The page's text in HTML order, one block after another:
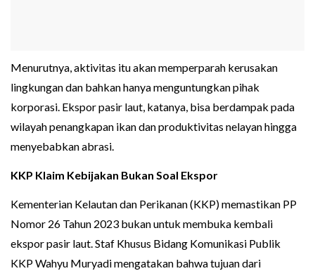
Menurutnya, aktivitas itu akan memperparah kerusakan
lingkungan dan bahkan hanya menguntungkan pihak
korporasi. Ekspor pasir laut, katanya, bisa berdampak pada
wilayah penangkapan ikan dan produktivitas nelayan hingga
menyebabkan abrasi.
KKP Klaim Kebijakan Bukan Soal Ekspor
Kementerian Kelautan dan Perikanan (KKP) memastikan PP
Nomor 26 Tahun 2023 bukan untuk membuka kembali
ekspor pasir laut. Staf Khusus Bidang Komunikasi Publik
KKP Wahyu Muryadi mengatakan bahwa tujuan dari